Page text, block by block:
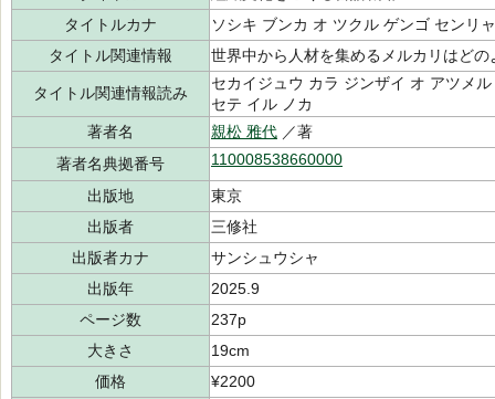
タイトルカナ
ソシキ ブンカ オ ツクル ゲンゴ センリ
タイトル関連情報
世界中から人材を集めるメルカリはど
タイトル関連情報読み
セカイジュウ カラ ジンザイ オ アツメ
セテ イル ノカ
著者名
親松 雅代 ／著
著者名典拠番号
110008538660000
出版地
東京
出版者
三修社
出版者カナ
サンシュウシャ
出版年
2025.9
ページ数
237p
大きさ
19cm
価格
¥2200